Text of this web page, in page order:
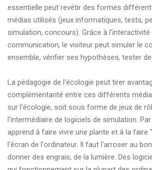
essentielle peut revêtir des formes
médias utilisés (jeux informatiques, tests,
simulation, concours). Grâce à
communication, le visiteur peut simuler le
ensemble, vérifier ses hypothèses, tester
La pédagogie de l'écologie peut tirer
complémentarité entre ces différents
sur l'écologie, soit sous forme de jeux de
l'intermédiaire de logiciels de simulation.
apprend à faire vivre une plante et à la faire
l'écran de l'ordinateur. Il faut l'arroser au
donner des engrais, de la lumière. Des